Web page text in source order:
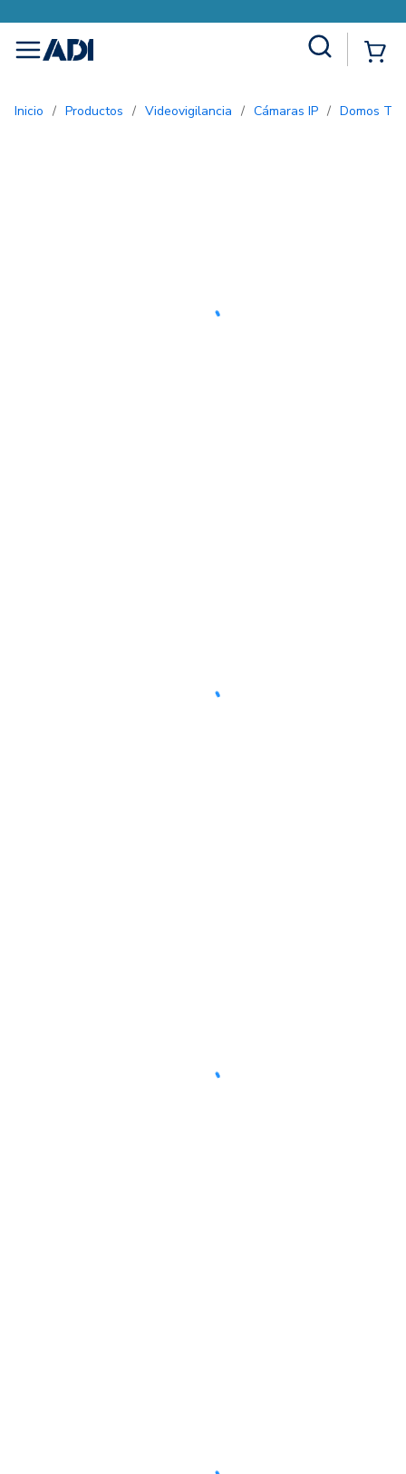
menu
Inicio / Productos / Videovigilancia / Cámaras IP / Domos